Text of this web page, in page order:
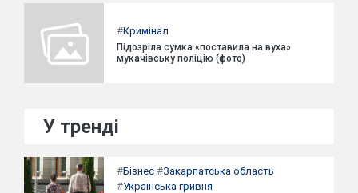
#Кримінал
Підозріла сумка «поставила на вуха»
мукачівську поліцію (фото)
У тренді
#Бізнес #Закарпатська область
#Українська гривня